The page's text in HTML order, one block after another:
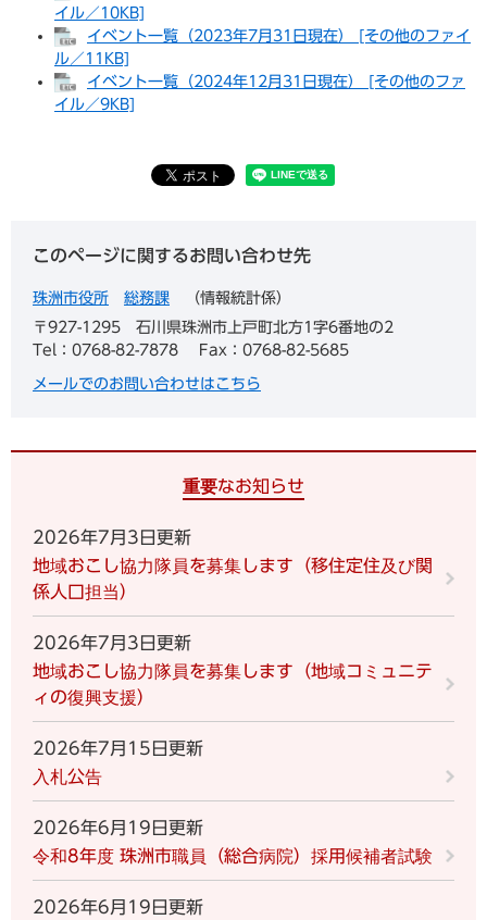
重要なお知らせ
2026年7月3日更新
地域おこし協力隊員を募集します（移住定住及び関
係人口担当）
2026年7月3日更新
地域おこし協力隊員を募集します（地域コミュニテ
ィの復興支援）
2026年7月15日更新
入札公告
2026年6月19日更新
令和8年度 珠洲市職員（総合病院）採用候補者試験
2026年6月19日更新
イル／10KB]
イベント一覧（2023年7月31日現在） [その他のファイ
ル／11KB]
イベント一覧（2024年12月31日現在） [その他のファ
イル／9KB]
このページに関するお問い合わせ先
珠洲市役所 総務課
情報統計係
〒927-1295
石川県珠洲市上戸町北方1字6番地の2
Tel：0768-82-7878
Fax：0768-82-5685
メールでのお問い合わせはこちら